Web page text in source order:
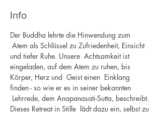
Info
Der Buddha lehrte die Hinwendung zum
Atem als Schlüssel zu Zufriedenheit, Einsicht
und tiefer Ruhe. Unsere  Achtsamkeit ist
eingeladen, auf dem Atem zu ruhen, bis
Körper, Herz und  Geist einen  Einklang
finden - so wie er es in seiner bekannten
Lehrrede, dem Anapanasati-Sutta, beschreibt.
Dieses Retreat in Stille  lädt dazu ein, selbst zu